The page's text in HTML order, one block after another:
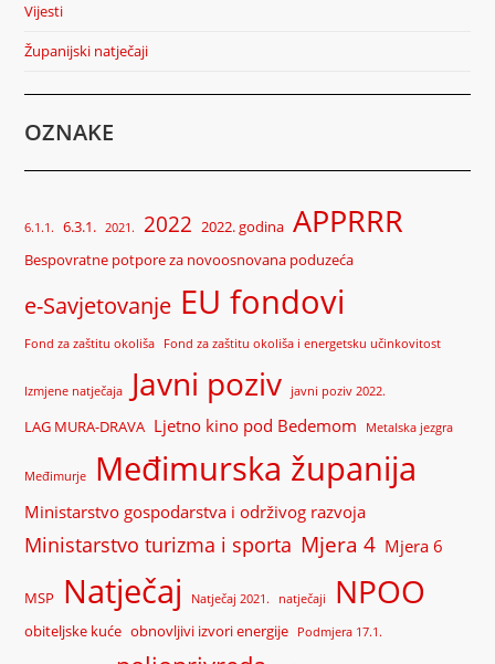
Vijesti
Županijski natječaji
OZNAKE
6.1.1. 6.3.1. 2021. 2022 2022. godina APPRRR
Bespovratne potpore za novoosnovana poduzeća
e-Savjetovanje EU fondovi
Fond za zaštitu okoliša Fond za zaštitu okoliša i energetsku učinkovitost
Izmjene natječaja Javni poziv javni poziv 2022.
LAG MURA-DRAVA Ljetno kino pod Bedemom Metalska jezgra
Međimurje Međimurska županija
Ministarstvo gospodarstva i održivog razvoja
Ministarstvo turizma i sporta Mjera 4 Mjera 6
MSP Natječaj Natječaj 2021. natječaji NPOO
obiteljske kuće obnovljivi izvori energije Podmjera 17.1.